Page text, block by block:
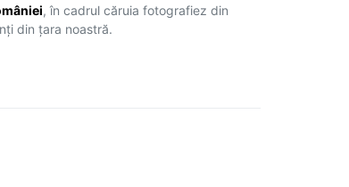
, în cadrul căruia fotografiez din
din țara noastră.